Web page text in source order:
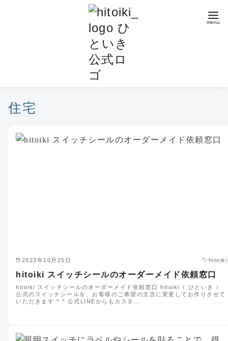
住宅
2023年10月25日 hitoiki
hitoiki スイッチシールのオーダーメイド依頼窓口
hitoiki スイッチシールのオーダーメイド依頼窓口 hitoiki（ ひといき ）
公式のスイッチシールを、お客様のご希望の文言に変更してお作りさせて
いただきます ^ ^ 公式LINEからもカスタ…